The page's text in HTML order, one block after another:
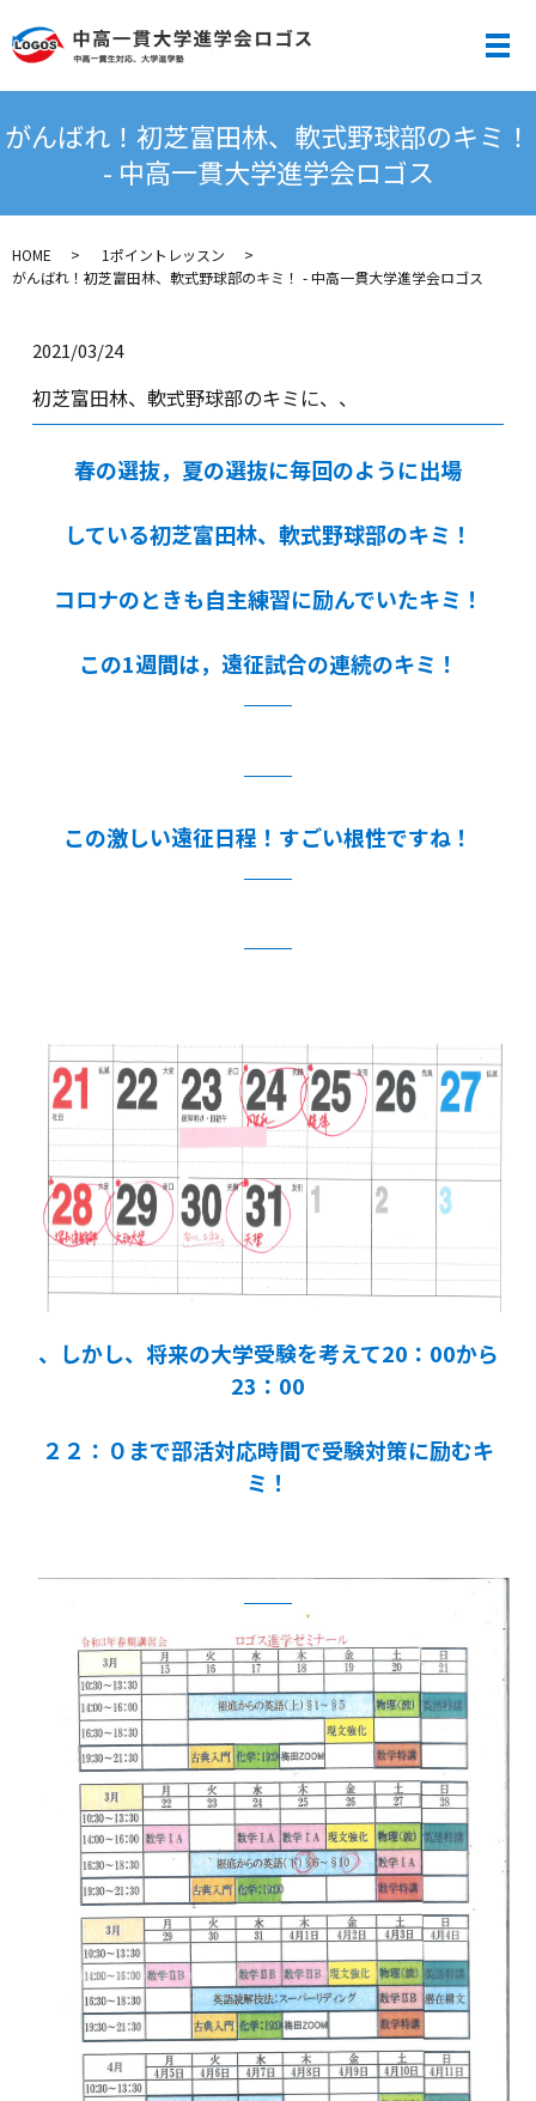
メ
がんばれ！初芝富田林、軟式野球部のキミ！
- 中高一貫大学進学会ロゴス
HOME
1ポイントレッスン
がんばれ！初芝富田林、軟式野球部のキミ！ - 中高一貫大学進学会ロゴス
2021/03/24
初芝富田林、軟式野球部のキミに、、
春の選抜，夏の選抜に毎回のように出場
している初芝富田林、軟式野球部のキミ！
コロナのときも自主練習に励んでいたキミ！
この1週間は，遠征試合の連続のキミ！
この激しい遠征日程！すごい根性ですね！
、しかし、将来の大学受験を考えて20：00から
23：00
２２：０まで部活対応時間で受験対策に励むキ
ミ！